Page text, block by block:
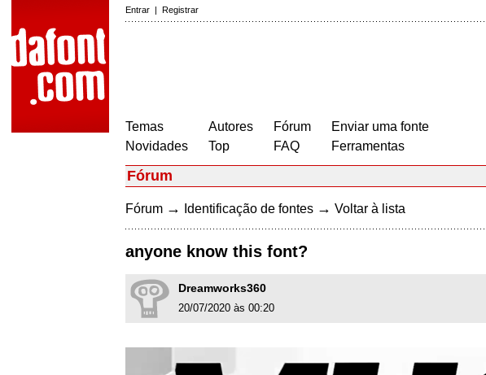
Entrar | Registrar
Temas
Novidades
Autores
Top
Fórum
FAQ
Enviar uma fonte
Ferramentas
Fórum
Fórum → Identificação de fontes → Voltar à lista
anyone know this font?
Dreamworks360
20/07/2020 às 00:20